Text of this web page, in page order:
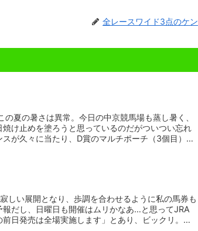
全レースワイド3点のケン
夏の暑さは異常。今日の中京競馬場も蒸し暑く、
け止めを塗ろうと思っているのだがついつい忘れ
が久々に当たり、D賞のマルチポーチ（3個目）を
しい展開となり、歩調を合わせるように私の馬券も
だし、日曜日も開催はムリかなあ…と思ってJRA
日発売は全場実施します」とあり、ビックリ。前